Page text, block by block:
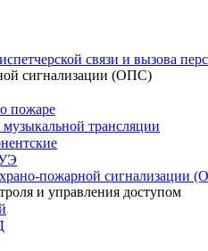
связи и вызова
сигнализации (ОПС)
пожаре
трансляции
пожарной сигнализации
и управления доступом